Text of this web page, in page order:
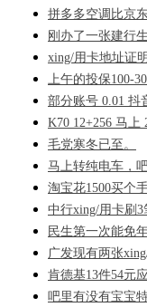
拼多多空调比京
刚办了一张建行
xing/用卡地址证
上午的投保100-
部分账号 0.01 抖
K70 12+256 马上
毛党寒冬已至。
马上转纯电车，
淘宝花1500买个
中行xing/用卡刷3
民生第一次能免
广发现有两张
肯德基13件54元
吧里有没有宝宝